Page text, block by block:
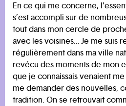
En ce qui me concerne,
s’est accompli sur de
tout dans mon cercle de
avec les voisines… Je me suis
régulièrement dans ma ville
revécu des moments de mon
que je connaissais venaient
me demander des nouvelles,
tradition. On se retrouvait